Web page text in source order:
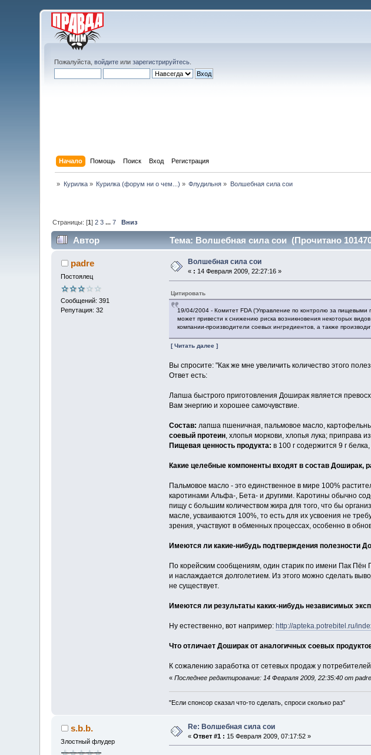
Пожалуйста,войдите илизарегистрируйтесь
Начало Помощь Поиск Вход Регистрация
» Курилка» Курилка (форум ни о чем...) » Флудильня » Волшебная сила сои
Страницы: [1]2 3 ...7 Вниз
Автор Тема: Волшебная сила сои (Прочитано
padre
Постоялец
Сообщений: 391
Репутация: 32
Волшебная сила сои
« : 14 Февраля 2009, 22:27:16 »
Цитировать
19/04/2004 - Комитет FDA (‘Управление по контролю за пищевыми
может привести к снижению риска возникновения некоторых
компании-производители соевых ингредиентов, а также
[ Читать далее ]
Вы спросите: "Как же мне увеличить количество этого
Ответ есть:
Лапша быстрого приготовления Доширак является
Вам энергию и хорошее самочувствие.
Состав: лапша пшеничная, пальмовое масло,
соевый протеин, хлопья моркови, хлопья лука; приправа
Пищевая ценность продукта: в 100 г содержится 9 г
Какие целебные компоненты входят в состав Доширак,
Пальмовое масло - это единственное в мире 100%
каротинами Альфа-, Бета- и другими. Каротины обычно
пищу с большим количеством жира для того, что бы
масле, усваиваются 100%, то есть для их усвоения не
зрения, участвуют в обменных процессах, особенно в
Имеются ли какие-нибудь подтверждения полезности
По корейским сообщениям, один старик по имени Пак Пён
и наслаждается долголетием. Из этого можно сделать
не существует.
Имеются ли результаты каких-нибудь независимых
Ну естественно, вот например: http://apteka.potrebitel.ru/
Что отличает Доширак от аналогичных соевых
К сожалению заработка от сетевых продаж у
« Последнее редактирование: 14 Февраля 2009, 22:35:40 от padre
"Если спонсор сказал что-то сделать, спроси сколько раз"
s.b.b.
Злостный флудер
Re: Волшебная сила сои
«Ответ #1 : 15 Февраля 2009, 07:17:52 »